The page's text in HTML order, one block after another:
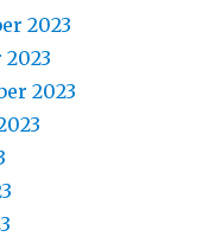
2023
2023